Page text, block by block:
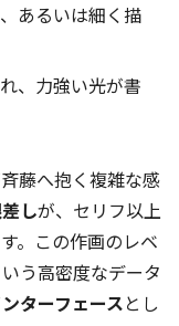
あるいは細く描
、力強い光が書
藤へ抱く複雑な感
しが、セリフ以上
。この作画のレベ
いう高密度なデータ
ターフェースとし